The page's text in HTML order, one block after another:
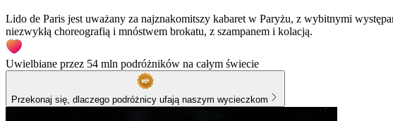
Lido de Paris jest uważany za najznakomitszy kabaret w Paryżu, z wybitnymi
niezwykłą choreografią i mnóstwem brokatu, z szampanem i kolacją.
Uwielbiane przez 54 mln podróżników na całym świecie
Przekonaj się, dlaczego podróżnicy ufają naszym wycieczkom